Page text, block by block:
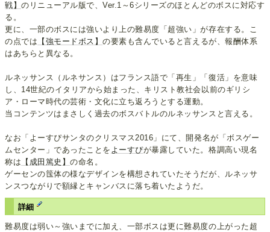
戦】のリニューアル版で、Ver.1～6シリーズのほとんどのボスに対応す
る。
更に、一部のボスには強いより上の難易度「超強い」が存在する。こ
の点では 【強モードボス】の要素も含んでいると言えるが、報酬体系
はあちらと異なる。
ルネッサンス（ルネサンス）はフランス語で「再生」「復活」を意味
し、14世紀のイタリアから始まった、キリスト教社会以前のギリシ
ア・ローマ時代の芸術・文化に立ち返ろうとする運動。
当コンテンツはまさしく過去のボスバトルのルネッサンスと言える。
なお「よーすぴサンタのクリスマス2016」にて、開発名が「ボスゲー
ムセンター」であったことを よーすぴが暴露していた。格調高い現名
称は 【成田篤史】の命名。
ゲーセンの筺体の様なデザインを構想されていたそうだが、ルネッサ
ンスつながりで額縁とキャンバスに落ち着いたようだ。
詳細
難易度は弱い～強いまでに加え、一部ボスは更に難易度の上がった超